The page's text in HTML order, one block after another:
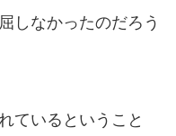
しなかったのだろう
ているということ